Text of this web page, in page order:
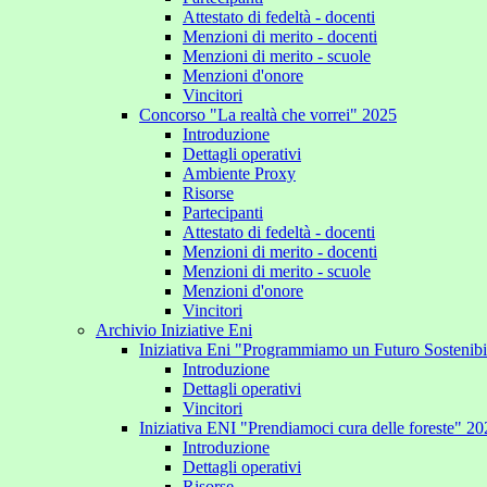
Attestato di fedeltà - docenti
Menzioni di merito - docenti
Menzioni di merito - scuole
Menzioni d'onore
Vincitori
Concorso "La realtà che vorrei" 2025
Introduzione
Dettagli operativi
Ambiente Proxy
Risorse
Partecipanti
Attestato di fedeltà - docenti
Menzioni di merito - docenti
Menzioni di merito - scuole
Menzioni d'onore
Vincitori
Archivio Iniziative Eni
Iniziativa Eni "Programmiamo un Futuro
Introduzione
Dettagli operativi
Vincitori
Iniziativa ENI "Prendiamoci cura delle foreste"
Introduzione
Dettagli operativi